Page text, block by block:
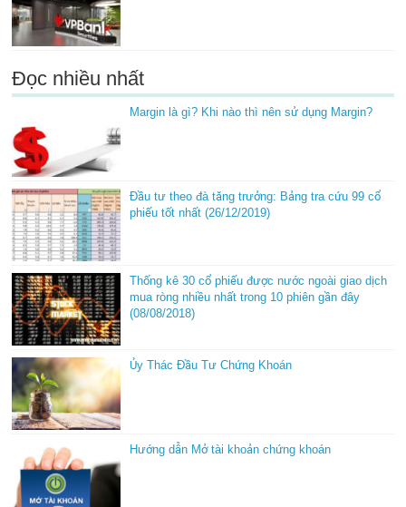
Đọc nhiều nhất
Margin là gì? Khi nào thì nên sử dụng Margin?
Đầu tư theo đà tăng trưởng: Bảng tra cứu 99 cổ
phiếu tốt nhất (26/12/2019)
Thống kê 30 cổ phiếu được nước ngoài giao dịch
mua ròng nhiều nhất trong 10 phiên gần đây
(08/08/2018)
Ủy Thác Đầu Tư Chứng Khoán
Hướng dẫn Mở tài khoản chứng khoán